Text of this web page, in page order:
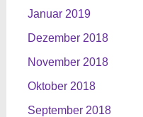
Januar 2019
Dezember 2018
November 2018
Oktober 2018
September 2018